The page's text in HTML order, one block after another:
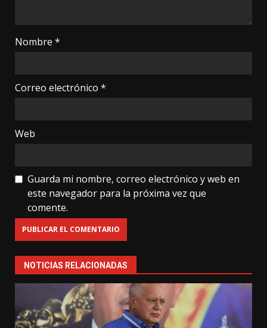
Nombre *
Correo electrónico *
Web
Guarda mi nombre, correo electrónico y web en
este navegador para la próxima vez que
comente.
NOTICIAS RELACIONADAS